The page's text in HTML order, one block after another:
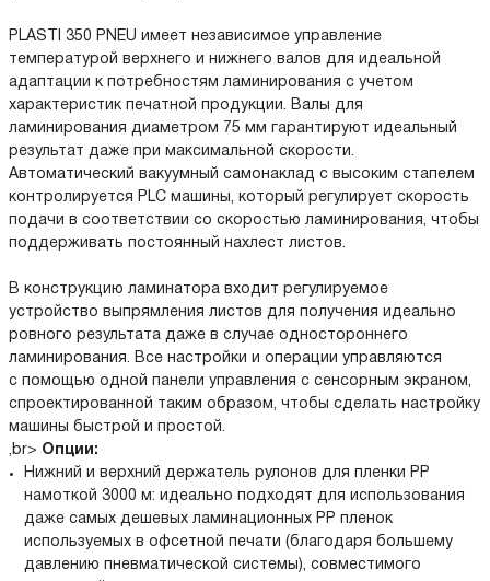
PLASTI 350 PNEU имеет независимое управление
температурой верхнего и нижнего валов для идеальной
адаптации к потребностям ламинирования с учетом
характеристик печатной продукции. Валы для
ламинирования диаметром 75 мм гарантируют идеальный
результат даже при максимальной скорости.
Автоматический вакуумный самонаклад с высоким стапелем
контролируется PLC машины, который регулирует скорость
подачи в соответствии со скоростью ламинирования, чтобы
поддерживать постоянный нахлест листов.
В конструкцию ламинатора входит регулируемое
устройство выпрямления листов для получения идеально
ровного результата даже в случае одностороннего
ламинирования. Все настройки и операции управляются
с помощью одной панели управления с сенсорным экраном,
спроектированной таким образом, чтобы сделать настройку
машины быстрой и простой.
,br> Опции:
Нижний и верхний держатель рулонов для пленки РР
намоткой 3000 м: идеально подходят для использования
даже самых дешевых ламинационных РР пленок
используемых в офсетной печати (благодаря большему
давлению пневматической системы), совместимого